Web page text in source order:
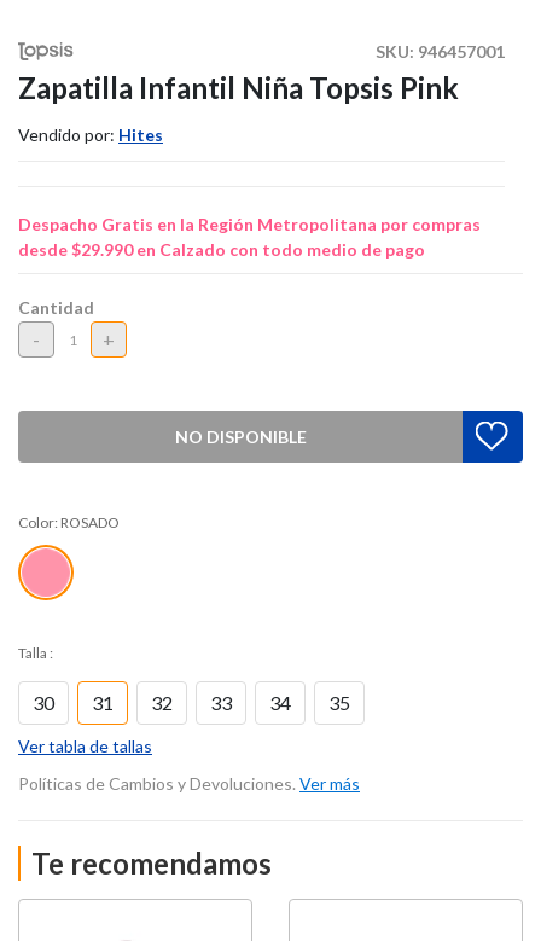
SKU: 946457001
Zapatilla Infantil Niña Topsis Pink
Vendido por: Hites
Despacho Gratis en la Región Metropolitana por compras
desde $29.990 en Calzado con todo medio de pago
Cantidad
- +
NO DISPONIBLE
Color: ROSADO
Talla :
30 31 32 33 34 35
Ver tabla de tallas
Políticas de Cambios y Devoluciones. Ver más
Te recomendamos